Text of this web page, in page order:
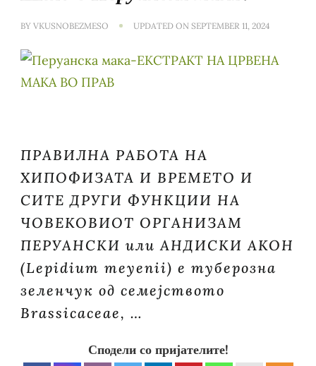
BY VKUSNOBEZMESO UPDATED ON SEPTEMBER 11, 2024
ПРАВИЛНА РАБОТА НА
ХИПОФИЗАТА И ВРЕМЕТО И
СИТЕ ДРУГИ ФУНКЦИИ НА
ЧОВЕКОВИОТ ОРГАНИЗАМ
ПЕРУАНСКИ или АНДИСКИ АКОН
(Lepidium meyenii) е туберозна
зеленчук од семејството
Brassicaceae, …
Сподели со пријателите!